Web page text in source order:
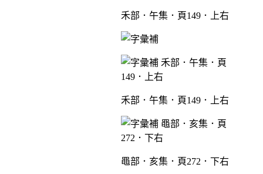
禾部．午集．頁149．上右
禾部．午集．頁149．上右
黽部．亥集．頁272．下右